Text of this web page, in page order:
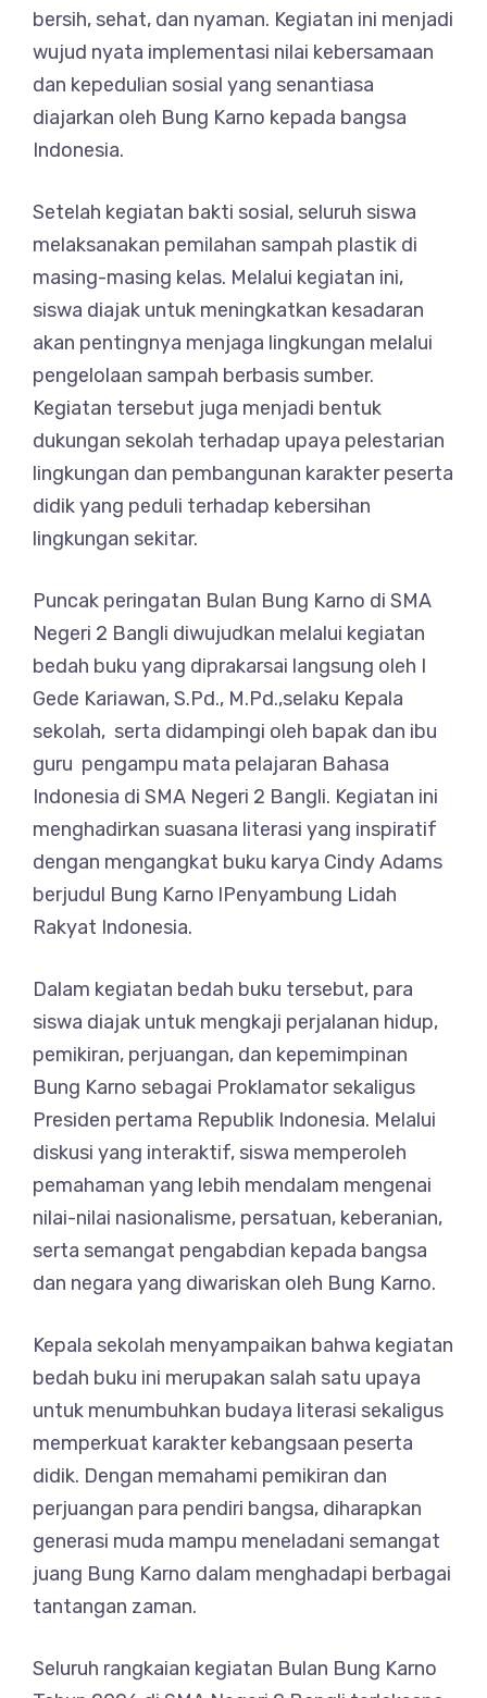
bersih, sehat, dan nyaman. Kegiatan ini menjadi
wujud nyata implementasi nilai kebersamaan
dan kepedulian sosial yang senantiasa
diajarkan oleh Bung Karno kepada bangsa
Indonesia.
Setelah kegiatan bakti sosial, seluruh siswa
melaksanakan pemilahan sampah plastik di
masing-masing kelas. Melalui kegiatan ini,
siswa diajak untuk meningkatkan kesadaran
akan pentingnya menjaga lingkungan melalui
pengelolaan sampah berbasis sumber.
Kegiatan tersebut juga menjadi bentuk
dukungan sekolah terhadap upaya pelestarian
lingkungan dan pembangunan karakter peserta
didik yang peduli terhadap kebersihan
lingkungan sekitar.
Puncak peringatan Bulan Bung Karno di SMA
Negeri 2 Bangli diwujudkan melalui kegiatan
bedah buku yang diprakarsai langsung oleh I
Gede Kariawan, S.Pd., M.Pd.,selaku Kepala
sekolah, serta didampingi oleh bapak dan ibu
guru pengampu mata pelajaran Bahasa
Indonesia di SMA Negeri 2 Bangli. Kegiatan ini
menghadirkan suasana literasi yang inspiratif
dengan mengangkat buku karya Cindy Adams
berjudul Bung Karno lPenyambung Lidah
Rakyat Indonesia.
Dalam kegiatan bedah buku tersebut, para
siswa diajak untuk mengkaji perjalanan hidup,
pemikiran, perjuangan, dan kepemimpinan
Bung Karno sebagai Proklamator sekaligus
Presiden pertama Republik Indonesia. Melalui
diskusi yang interaktif, siswa memperoleh
pemahaman yang lebih mendalam mengenai
nilai-nilai nasionalisme, persatuan, keberanian,
serta semangat pengabdian kepada bangsa
dan negara yang diwariskan oleh Bung Karno.
Kepala sekolah menyampaikan bahwa kegiatan
bedah buku ini merupakan salah satu upaya
untuk menumbuhkan budaya literasi sekaligus
memperkuat karakter kebangsaan peserta
didik. Dengan memahami pemikiran dan
perjuangan para pendiri bangsa, diharapkan
generasi muda mampu meneladani semangat
juang Bung Karno dalam menghadapi berbagai
tantangan zaman.
Seluruh rangkaian kegiatan Bulan Bung Karno